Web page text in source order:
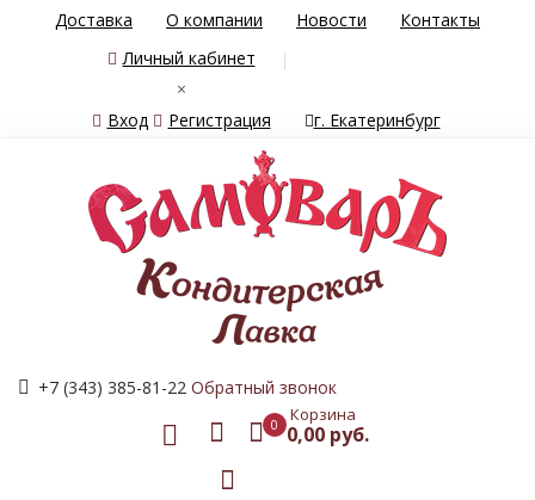
Доставка О компании Новости
Контакты
Личный кабинет
×
Вход
Регистрация г. Екатеринбург
+7 (343) 385-81-22 Обратный звонок
0 Корзина
0,00 руб.